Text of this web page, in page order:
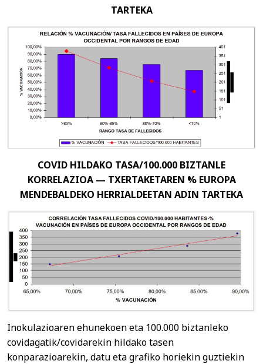
TARTEKA
COVID HILDAKO TASA/100.000 BIZTANLE
KORRELAZIOA — TXERTAKETAREN % EUROPA
MENDEBALDEKO HERRIALDEETAN ADIN TARTEKA
Inokulazioaren ehunekoen eta 100.000 biztanleko
covidagatik/covidarekin hildako tasen
konparazioarekin, datu eta grafiko horiekin guztiekin